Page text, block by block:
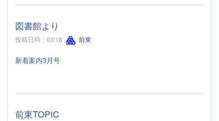
図書館より
投稿日時 : 03/18 前東
新着案内3月号
前東TOPIC